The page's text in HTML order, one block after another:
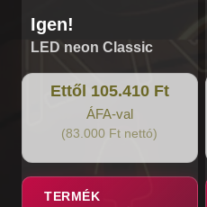
Igen!
LED neon Classic
Ettől 105.410 Ft
ÁFA-val
(83.000 Ft nettó)
TERMÉK